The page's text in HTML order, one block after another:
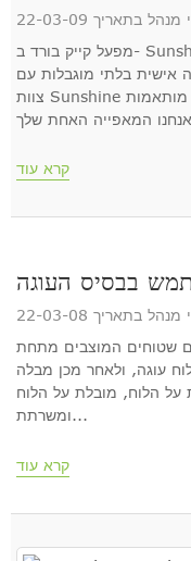
בתאריך 22-03-09
מפעל קייק בורד ב- Sunshine Bakery Packaging, חקור אריזות
אישית בלתי מוגבלות עם
צוות Sunshine שלנו והתחל לעצב לוחות וקופסאות עוגות מותאמות
קרא עוד
בתאריך 22-03-08
שטוחים המוצבים מתחת
עוגה, ולאחר מכן מבלה
הלוח, מובלת על הלוח
ומשרתת...
קרא עוד